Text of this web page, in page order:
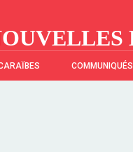
COMMUNIQUÉS